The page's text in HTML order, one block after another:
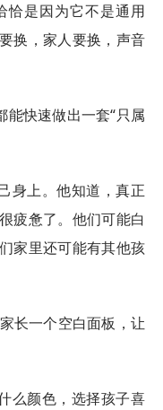
恰是因为它不是通用
换，家人要换，声音
能快速做出一套“只属
身上。他知道，真正
疲惫了。他们可能白
家里还可能有其他孩
长一个空白面板，让
么颜色，选择孩子喜